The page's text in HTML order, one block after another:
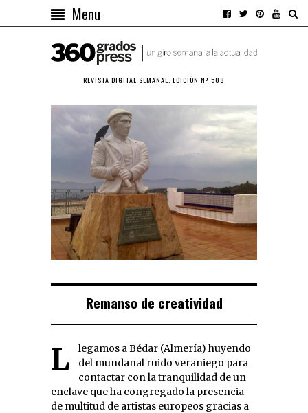
Menu
REVISTA DIGITAL SEMANAL. EDICIÓN Nº 508
Remanso de creatividad
Llegamos a Bédar (Almería) huyendo
del mundanal ruido veraniego para
contactar con la tranquilidad de un
enclave que ha congregado la presencia
de multitud de artistas europeos gracias a